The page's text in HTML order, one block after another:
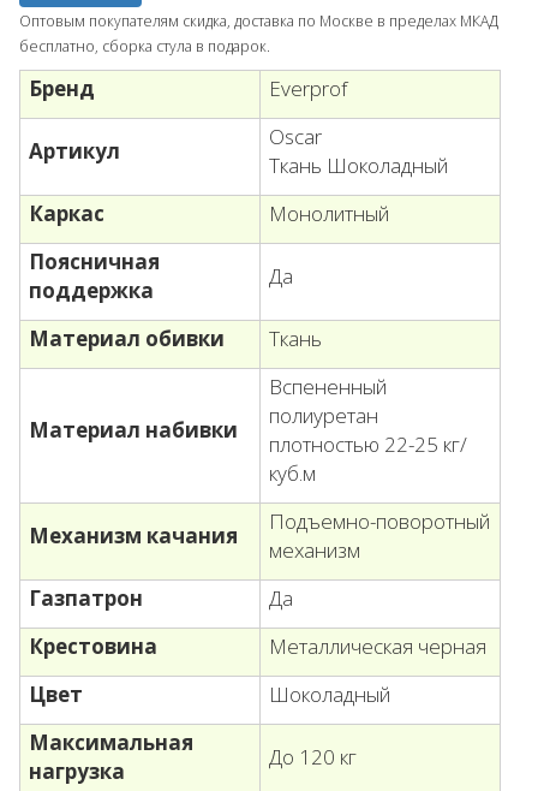
Оптовым покупателям скидка, доставка по Москве в пределах МКАД
бесплатно, сборка стула в подарок.
Бренд Everprof
Артикул
Oscar
Ткань Шоколадный
Каркас
Монолитный
Поясничная
поддержка
Да
Материал обивки Ткань
Материал набивки
Вспененный
полиуретан
плотностью 22-25 кг/
куб.м
Механизм качания
Подъемно-поворотный
механизм
Газпатрон
Да
Крестовина
Металлическая черная
Цвет
Шоколадный
Максимальная
нагрузка
До 120 кг